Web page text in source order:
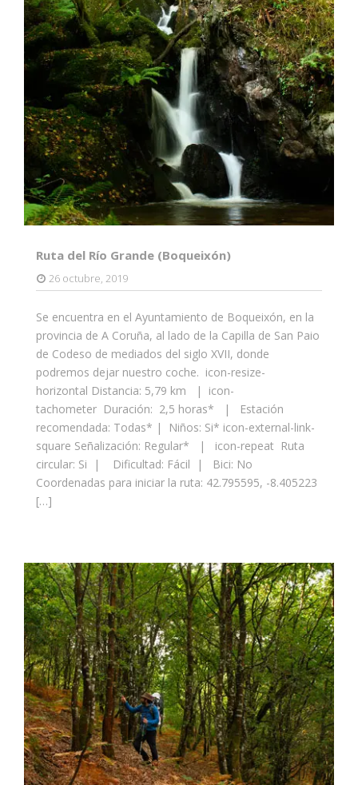
Ruta del Río Grande (Boqueixón)
26 octubre, 2019
Se encuentra en el Ayuntamiento de Boqueixón, en la
provincia de A Coruña, al lado de la Capilla de San Paio
de Codeso de mediados del siglo XVII, donde
podremos dejar nuestro coche. icon-resize-
horizontal Distancia: 5,79 km | icon-
tachometer Duración: 2,5 horas* | Estación
recomendada: Todas* | Niños: Si* icon-external-link-
square Señalización: Regular* | icon-repeat Ruta
circular: Si | Dificultad: Fácil | Bici: No
Coordenadas para iniciar la ruta: 42.795595, -8.405223
[…]